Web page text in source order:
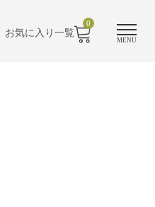
MENU
お気に入り一覧
0